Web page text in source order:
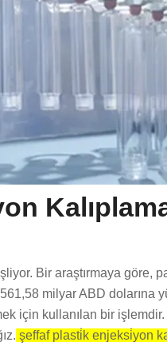
Bir araştırmaya göre,
milyar ABD dolarına
için kullanılan bir
şeffaf plasti̇k enjeksi̇yon